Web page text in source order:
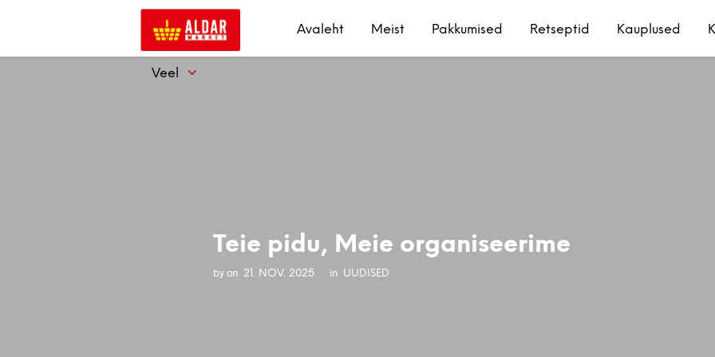
Avaleht Meist Pakkumised Retseptid Kauplused
Veel
Teie pidu, Meie organiseerime
byon 21. NOV. 2025 in UUDISED